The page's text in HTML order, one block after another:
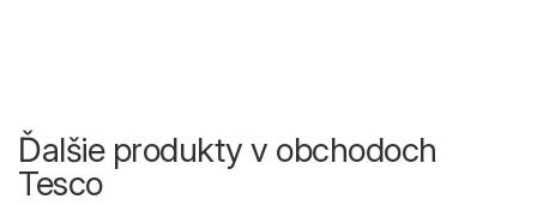
Ďalšie produkty v obchodoch
Tesco